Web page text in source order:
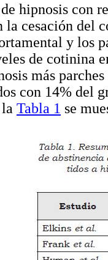
hipnosis con
la cesación del
y los
de cotinina
más
con 14% del
Tabla 1 se